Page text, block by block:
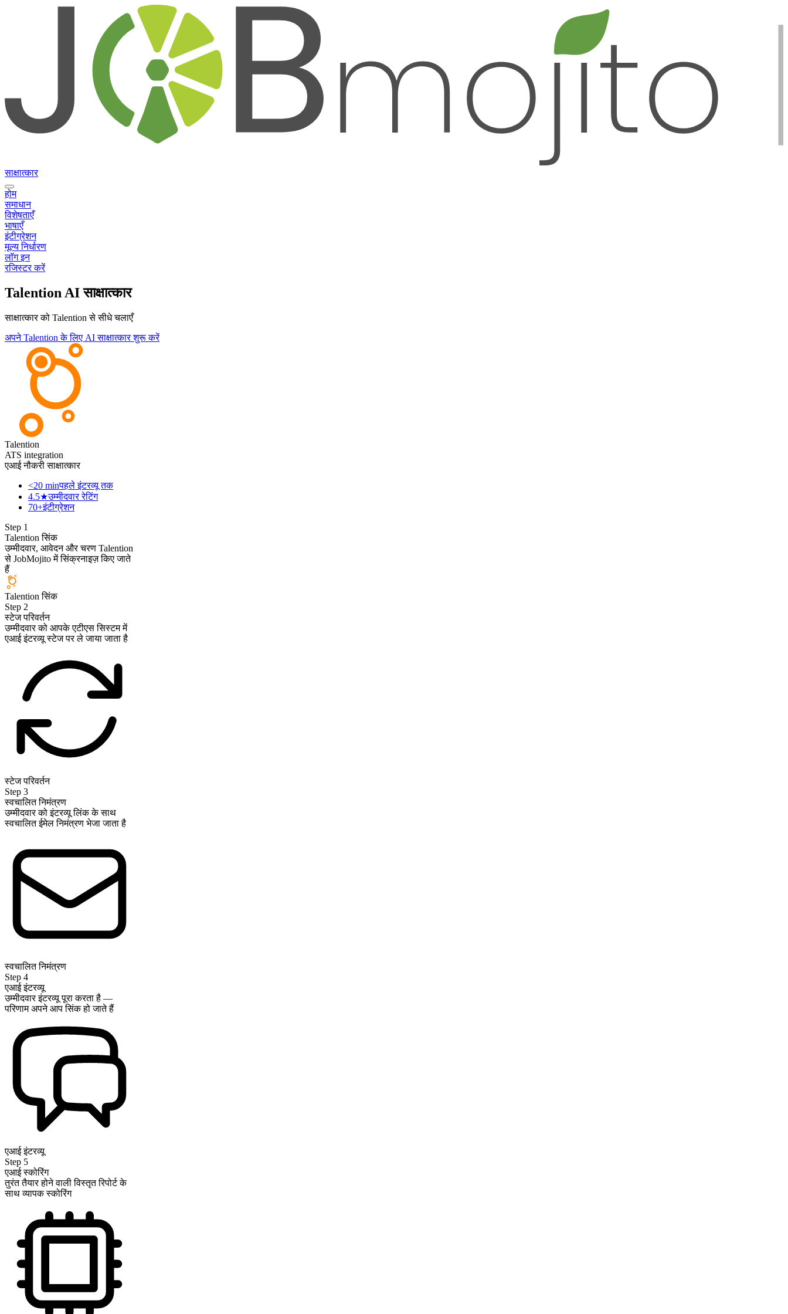
साक्षात्कार
होम
समाधान
विशेषताएँ
भाषाएँ
इंटीग्रेशन
मूल्य निर्धारण
लॉग इन
रजिस्टर करें
Talention AI साक्षात्कार
साक्षात्कार को Talention से सीधे चलाएँ
अपने Talention के लिए AI साक्षात्कार शुरू करें
Talention
ATS integration
एआई नौकरी साक्षात्कार
<20 minपहले इंटरव्यू तक
4.5★उम्मीदवार रेटिंग
70+इंटीग्रेशन
Step 1
Talention सिंक
उम्मीदवार, आवेदन और चरण Talention
से JobMojito में सिंक्रनाइज़ किए जाते
हैं
Talention सिंक
Step 2
स्टेज परिवर्तन
उम्मीदवार को आपके एटीएस सिस्टम में
एआई इंटरव्यू स्टेज पर ले जाया जाता है
स्टेज परिवर्तन
Step 3
स्वचालित निमंत्रण
उम्मीदवार को इंटरव्यू लिंक के साथ
स्वचालित ईमेल निमंत्रण भेजा जाता है
स्वचालित निमंत्रण
Step 4
एआई इंटरव्यू
उम्मीदवार इंटरव्यू पूरा करता है —
परिणाम अपने आप सिंक हो जाते हैं
एआई इंटरव्यू
Step 5
एआई स्कोरिंग
तुरंत तैयार होने वाली विस्तृत रिपोर्ट के
साथ व्यापक स्कोरिंग